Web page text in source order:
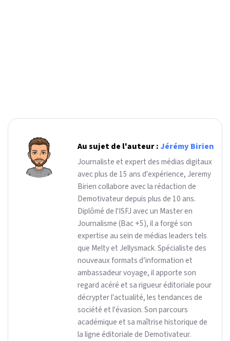
Au sujet de l'auteur : Jérémy Birien
Journaliste et expert des médias digitaux
avec plus de 15 ans d'expérience, Jeremy
Birien collabore avec la rédaction de
Demotivateur depuis plus de 10 ans.
Diplômé de l'ISFJ avec un Master en
Journalisme (Bac +5), il a forgé son
expertise au sein de médias leaders tels
que Melty et Jellysmack. Spécialiste des
nouveaux formats d’information et
ambassadeur voyage, il apporte son
regard acéré et sa rigueur éditoriale pour
décrypter l'actualité, les tendances de
société et l'évasion. Son parcours
académique et sa maîtrise historique de
la ligne éditoriale de Demotivateur.